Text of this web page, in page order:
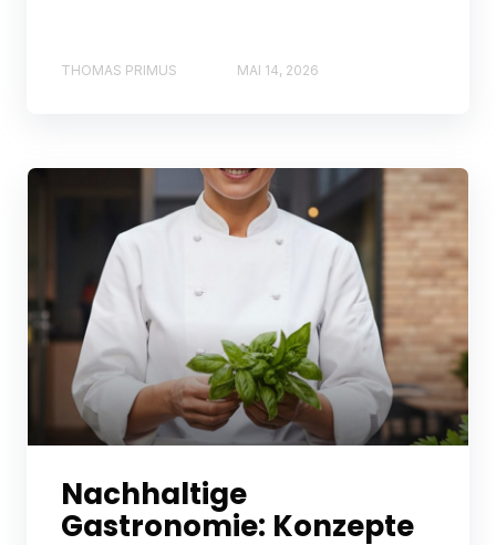
THOMAS PRIMUS MAI 14, 2026
Nachhaltige
Gastronomie: Konzepte